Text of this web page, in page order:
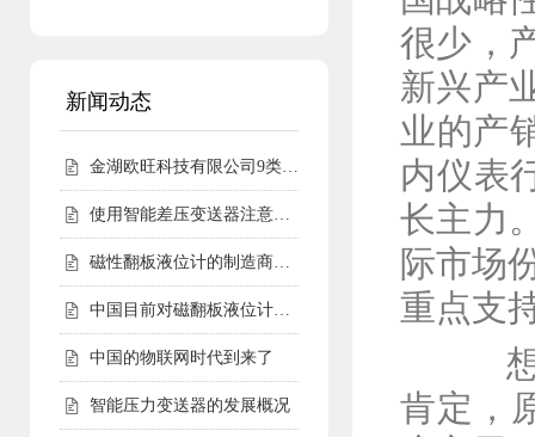
新闻动态
金湖欧旺科技有限公司9类尧仪商标持有，明确授权边界
使用智能差压变送器注意事项
磁性翻板液位计的制造商会告诉您磁性翻板液位计适用范围
中国目前对磁翻板液位计的需求仍然相对较高
中国的物联网时代到来了
智能压力变送器的发展概况
很少，
新兴产
业的产
内仪表
长主力
际市场
重点支
想
肯定，